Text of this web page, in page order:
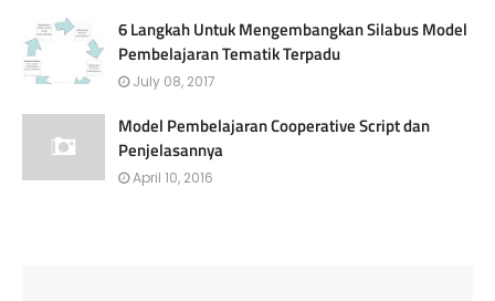
6 Langkah Untuk Mengembangkan Silabus Model
Pembelajaran Tematik Terpadu
July 08, 2017
Model Pembelajaran Cooperative Script dan
Penjelasannya
April 10, 2016